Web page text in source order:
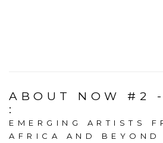
ABOUT NOW #2
:
EMERGING ARTISTS
AFRICA AND BEYOND